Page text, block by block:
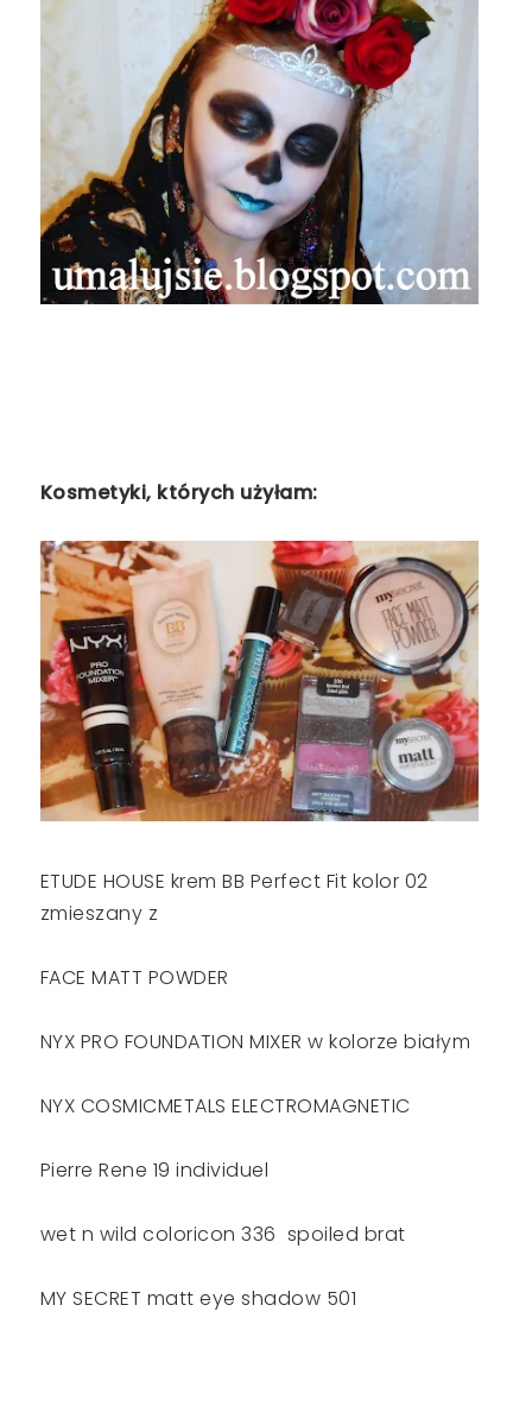
Kosmetyki, których użyłam:
ETUDE HOUSE krem BB Perfect Fit kolor 02
zmieszany z
FACE MATT POWDER
NYX PRO FOUNDATION MIXER w kolorze białym
NYX COSMICMETALS ELECTROMAGNETIC
Pierre Rene 19 individuel
wet n wild coloricon 336 spoiled brat
MY SECRET matt eye shadow 501